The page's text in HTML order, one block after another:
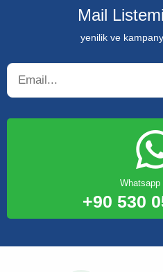
Mail
yenilik ve
Whatsapp
+90 530